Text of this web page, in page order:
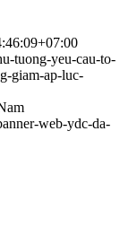
tuong-yeu-cau-to-
giam-ap-luc-
web-ydc-da-